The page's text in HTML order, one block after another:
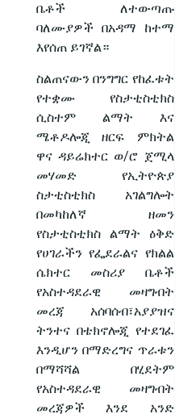
ቤቶች ለተውጣጡ
ባለሙያዎች በአዳማ ከተማ
እየሰጠ ይገኛል።
ስልጠናውን በንግግር የከፈቱት
የተቋሙ የስታቲስቲክስ
ሲስተም ልማት እና
ሜቶዶሎጂ ዘርፍ ምክትል
ዋና ዳይሬክተር ወ/ሮ ጀሚላ
መሃመድ የኢትዮጵያ
ስታቲስቲክስ አገልግሎት
በመካከለኛ ዘመን
የስታቲስቲክስ ልማት ዕቅድ
የሀገራችን የፌደራልና የክልል
ሴክተር መስሪያ ቤቶች
የአስተዳደራዊ መዛግብት
መረጃ አሰባሰብ፣አያያዝና
ትንተና በቴክኖሎጂ የተደገፈ
እንዲሆን በማድረግና ጥራቱን
በማሻሻል በሂደትም
የአስተዳደራዊ መዛግብት
መረጃዎች እንደ አንድ